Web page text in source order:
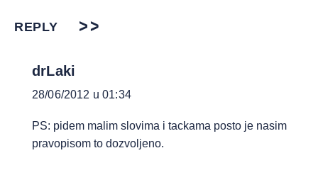
REPLY
drLaki
28/06/2012 u 01:34
PS: pidem malim slovima i tackama posto je nasim
pravopisom to dozvoljeno.